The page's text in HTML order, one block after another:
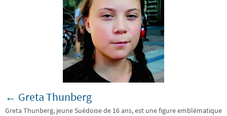
← Greta Thunberg
Greta Thunberg, jeune Suédoise de 16 ans, est une figure emblématique